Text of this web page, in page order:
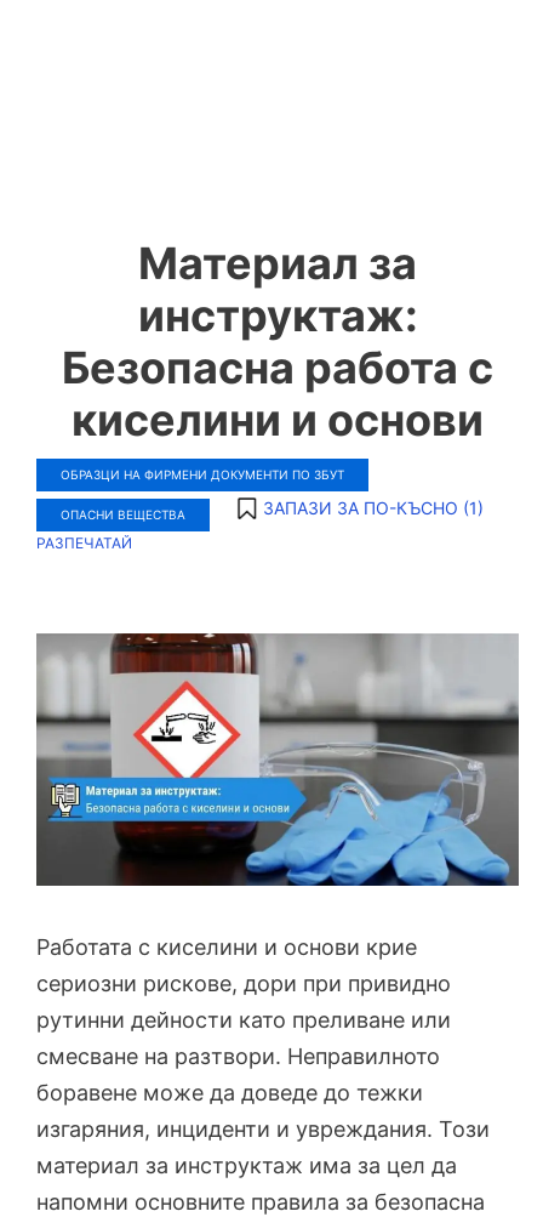
Материал за
инструктаж:
Безопасна работа с
киселини и основи
ОБРАЗЦИ НА ФИРМЕНИ ДОКУМЕНТИ ПО ЗБУТ
ОПАСНИ ВЕЩЕСТВА ЗАПАЗИ ЗА ПО-КЪСНО (1)
РАЗПЕЧАТАЙ
Работата с киселини и основи крие
сериозни рискове, дори при привидно
рутинни дейности като преливане или
смесване на разтвори. Неправилното
боравене може да доведе до тежки
изгаряния, инциденти и увреждания. Този
материал за инструктаж има за цел да
напомни основните правила за безопасна